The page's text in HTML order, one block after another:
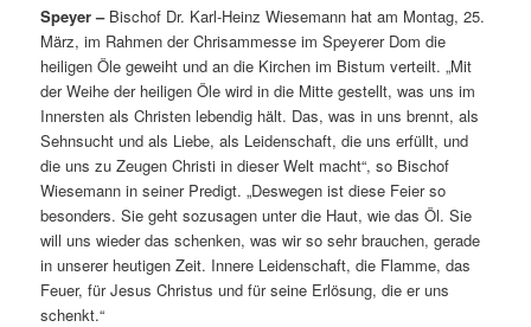
Speyer – Bischof Dr. Karl-Heinz Wiesemann hat am Montag, 25.
März, im Rahmen der Chrisammesse im Speyerer Dom die
heiligen Öle geweiht und an die Kirchen im Bistum verteilt. „Mit
der Weihe der heiligen Öle wird in die Mitte gestellt, was uns im
Innersten als Christen lebendig hält. Das, was in uns brennt, als
Sehnsucht und als Liebe, als Leidenschaft, die uns erfüllt, und
die uns zu Zeugen Christi in dieser Welt macht“, so Bischof
Wiesemann in seiner Predigt. „Deswegen ist diese Feier so
besonders. Sie geht sozusagen unter die Haut, wie das Öl. Sie
will uns wieder das schenken, was wir so sehr brauchen, gerade
in unserer heutigen Zeit. Innere Leidenschaft, die Flamme, das
Feuer, für Jesus Christus und für seine Erlösung, die er uns
schenkt.“